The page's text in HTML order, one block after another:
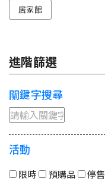
居家館
進階篩選
關鍵字搜尋
活動
限時 預購品 停售